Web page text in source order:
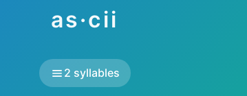
as·cii
2 syllables